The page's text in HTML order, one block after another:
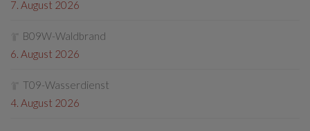
7. August 2026
B09W-Waldbrand
6. August 2026
T09-Wasserdienst
4. August 2026